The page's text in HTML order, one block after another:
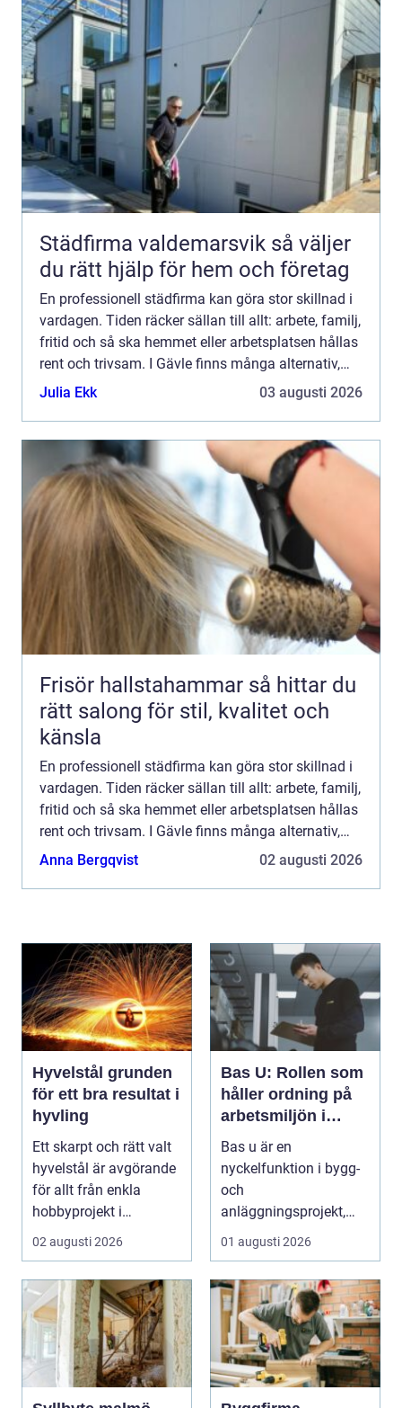
Städfirma valdemarsvik så väljer
du rätt hjälp för hem och företag
En professionell städfirma kan göra stor skillnad i
vardagen. Tiden räcker sällan till allt: arbete, familj,
fritid och så ska hemmet eller arbetsplatsen hållas
rent och trivsam. I Gävle finns många alternativ,
och valet påverkar både din ekonomi, di...
Julia Ekk 03 augusti 2026
Frisör hallstahammar så hittar du
rätt salong för stil, kvalitet och
känsla
En professionell städfirma kan göra stor skillnad i
vardagen. Tiden räcker sällan till allt: arbete, familj,
fritid och så ska hemmet eller arbetsplatsen hållas
rent och trivsam. I Gävle finns många alternativ,
och valet påverkar både din ekonomi, di...
Anna Bergqvist 02 augusti 2026
Hyvelstål grunden
för ett bra resultat i
hyvling
Ett skarpt och rätt valt
hyvelstål är avgörande
för allt från enkla
hobbyprojekt i
verkstaden till k...
02 augusti 2026
Bas U: Rollen som
håller ordning på
arbetsmiljön i
byggprojekt
Bas u är en
nyckelfunktion i bygg-
och
anläggningsprojekt,
med ansvar för att
arbetsm...
01 augusti 2026